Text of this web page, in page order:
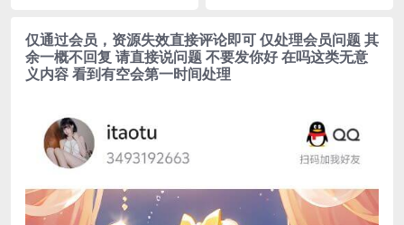
仅通过会员，资源失效直接评论即可 仅处理会员问题 其
余一概不回复 请直接说问题 不要发你好 在吗这类无意
义内容 看到有空会第一时间处理